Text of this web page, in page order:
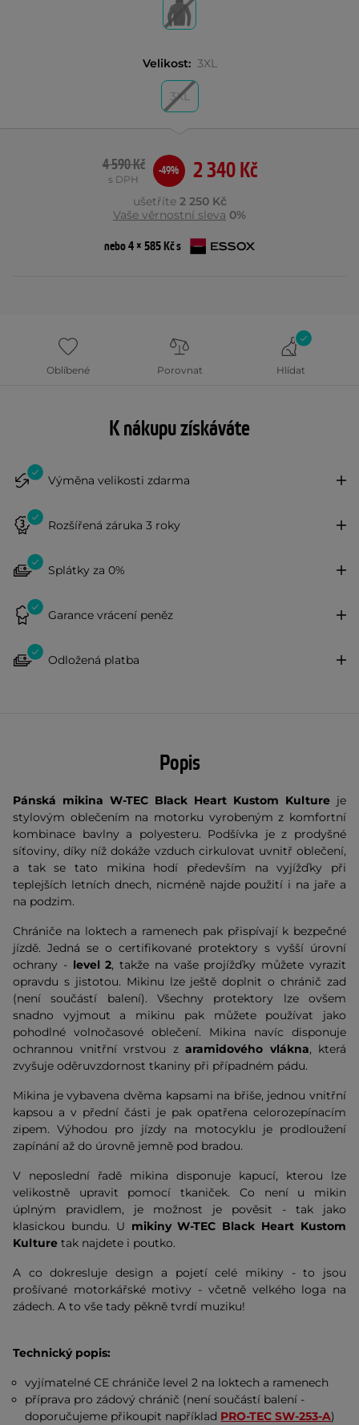
Velikost: 3XL
3XL
2 340 Kč
4 590 Kč
s DPH
-49%
ušetříte 2 250 Kč
Vaše věrnostní sleva 0%
nebo 4 × 585 Kč s
Oblíbené Porovnat Hlídat
K nákupu získáváte
Výměna velikosti zdarma
Rozšířená záruka 3 roky
Splátky za 0%
Garance vrácení peněz
Odložená platba
Popis
Pánská mikina W-TEC Black Heart Kustom Kulture je
stylovým oblečením na motorku vyrobeným z komfortní
kombinace bavlny a polyesteru. Podšívka je z prodyšné
síťoviny, díky níž dokáže vzduch cirkulovat uvnitř oblečení,
a tak se tato mikina hodí především na vyjížďky při
teplejších letních dnech, nicméně najde použití i na jaře a
na podzim.
Chrániče na loktech a ramenech pak přispívají k bezpečné
jízdě. Jedná se o certifikované protektory s vyšší úrovní
ochrany - level 2, takže na vaše projížďky můžete vyrazit
opravdu s jistotou. Mikinu lze ještě doplnit o chránič zad
(není součástí balení). Všechny protektory lze ovšem
snadno vyjmout a mikinu pak můžete používat jako
pohodlné volnočasové oblečení. Mikina navíc disponuje
ochrannou vnitřní vrstvou z aramidového vlákna, která
zvyšuje oděruvzdornost tkaniny při případném pádu.
Mikina je vybavena dvěma kapsami na břiše, jednou vnitřní
kapsou a v přední části je pak opatřena celorozepínacím
zipem. Výhodou pro jízdy na motocyklu je prodloužení
zapínání až do úrovně jemně pod bradou.
V neposlední řadě mikina disponuje kapucí, kterou lze
velikostně upravit pomocí tkaniček. Co není u mikin
úplným pravidlem, je možnost je pověsit - tak jako
klasickou bundu. U mikiny W-TEC Black Heart Kustom
Kulture tak najdete i poutko.
A co dokresluje design a pojetí celé mikiny - to jsou
prošívané motorkářské motivy - včetně velkého loga na
zádech. A to vše tady pěkně tvrdí muziku!
Technický popis:
vyjímatelné CE chrániče level 2 na loktech a ramenech
příprava pro zádový chránič (není součástí balení -
doporučujeme přikoupit například PRO-TEC SW-253-A)